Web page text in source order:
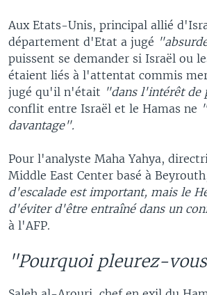
Aux Etats-Unis, principal allié
département d'Etat a jugé
puissent se demander si Israël ou
étaient liés à l'attentat commis
jugé qu'il n'était "dans l'intérêt de
conflit entre Israël et le Hamas ne
davantage".
Pour l'analyste Maha Yahya,
Middle East Center basé à
d'escalade est important, mais le
d'éviter d'être entraîné dans un
à l'AFP.
"Pourquoi pleurez-